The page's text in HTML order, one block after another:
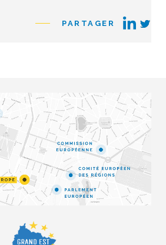
PARTAGER